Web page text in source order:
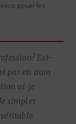
poser les
Est-
pas en train
ai-je
simples